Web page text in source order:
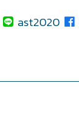
ast2020